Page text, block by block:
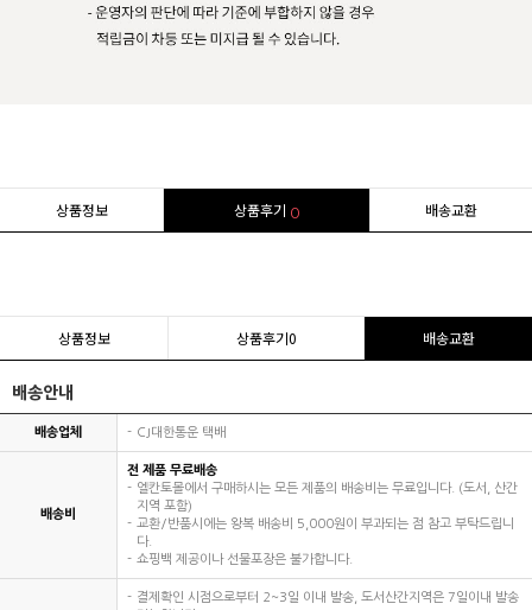
상품정보 상품후기 0 배송교환
상품정보 상품후기0 배송교환
배송안내
배송업체 CJ대한통운 택배
배송비
전 제품 무료배송
엘칸토몰에서 구매하시는 모든 제품의 배송비는 무료입니다. (도서, 산간
지역 포함)
교환/반품시에는 왕복 배송비 5,000원이 부과되는 점 참고 부탁드립니
다.
쇼핑백 제공이나 선물포장은 불가합니다.
결제확인 시점으로부터 2~3일 이내 발송, 도서산간지역은 7일이내 발송